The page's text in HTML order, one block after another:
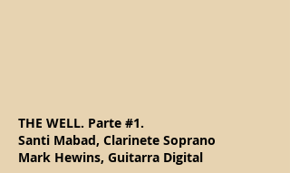
THE WELL. Parte #1.
Santi Mabad, Clarinete Soprano
Mark Hewins, Guitarra Digital